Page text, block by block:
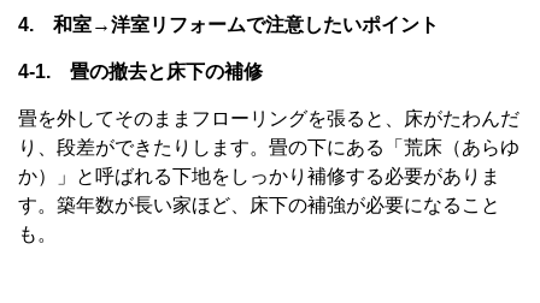
4. 和室→洋室リフォームで注意したいポイント
4-1. 畳の撤去と床下の補修
畳を外してそのままフローリングを張ると、床がたわんだ
り、段差ができたりします。畳の下にある「荒床（あらゆ
か）」と呼ばれる下地をしっかり補修する必要がありま
す。築年数が長い家ほど、床下の補強が必要になること
も。